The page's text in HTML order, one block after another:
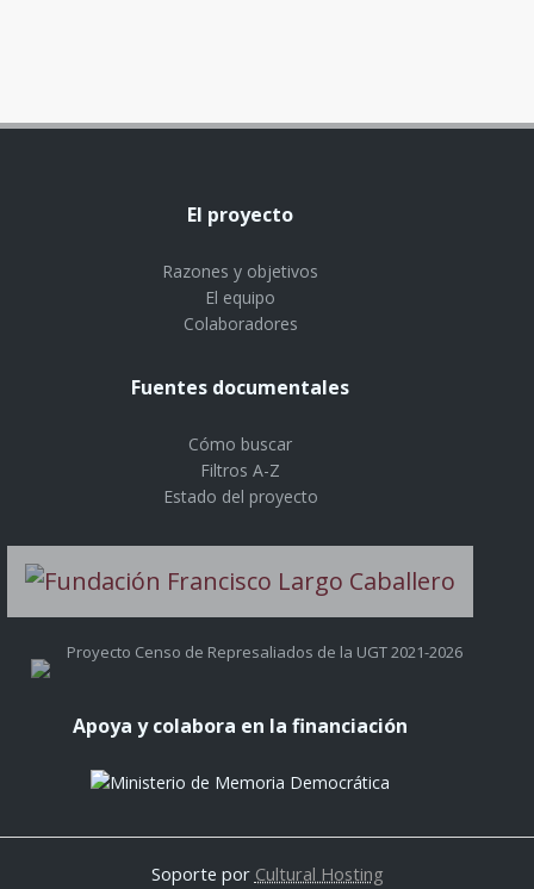
El proyecto
Razones y objetivos
El equipo
Colaboradores
Fuentes documentales
Cómo buscar
Filtros A-Z
Estado del proyecto
Proyecto Censo de Represaliados de la UGT 2021-2026
Apoya y colabora en la financiación
Soporte por Cultural Hosting